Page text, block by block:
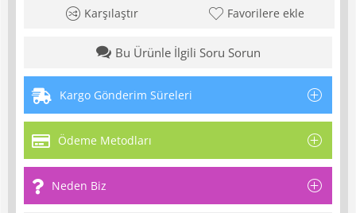
Karşılaştır Favorilere ekle
Bu Ürünle İlgili Soru Sorun
Kargo Gönderim Süreleri
Ödeme Metodları
Neden Biz